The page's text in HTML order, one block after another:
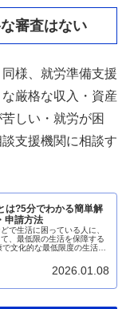
審査はない
様、就労準備支援
厳格な収入・資産
しい・就労が困
支援機関に相談す
は?5分でわかる簡単解
申請方法
で生活に困っている人に、
、最低限の生活を保障する
文化的な最低限度の生活を
2026.01.08